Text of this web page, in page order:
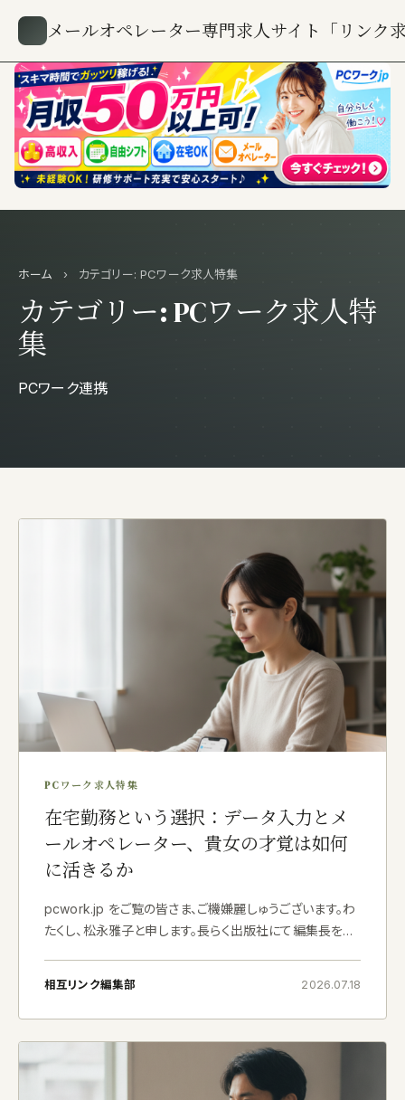
メールオペレーター専門求人サイト「リンク
ホーム › カテゴリー:PCワーク求人特集
カテゴリー:PCワーク求人特
集
PCワーク連携
PCワーク求人特集
在宅勤務という選択：データ入力とメ
ールオペレーター、貴女の才覚は如何
に活きるか
pcwork.jp をご覧の皆さま、ご機嫌麗しゅうございます。わ
たくし、松永雅子と申します。長らく出版社にて編集長を拝
相互リンク編集部 2026.07.18